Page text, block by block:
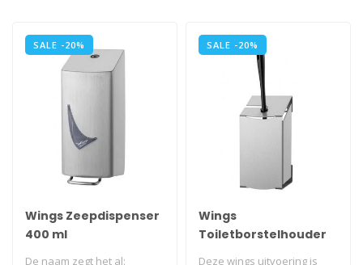
SALE -20%
Wings Zeepdispenser
400 ml
De naam zegt het al:
SALE -20%
Wings
Toiletborstelhouder
Deze wings uitvoering is